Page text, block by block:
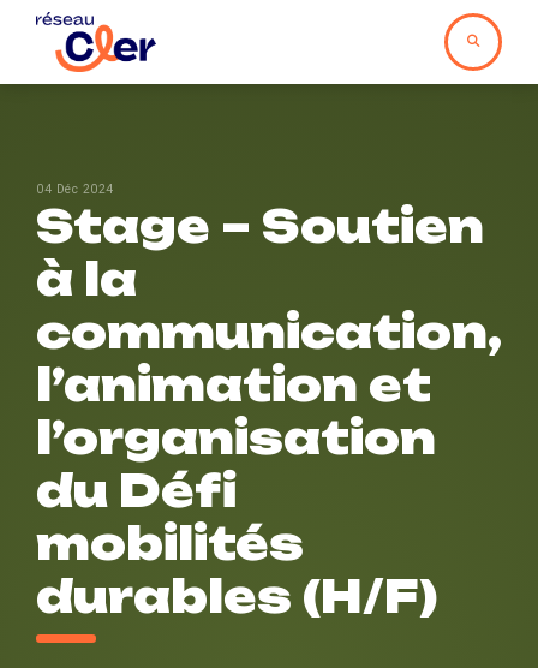
04 Déc 2024
Stage – Soutien
à la
communication,
l’animation et
l’organisation
du Défi
mobilités
durables (H/F)